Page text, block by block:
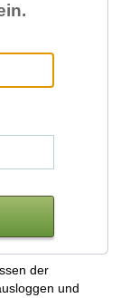
der
und